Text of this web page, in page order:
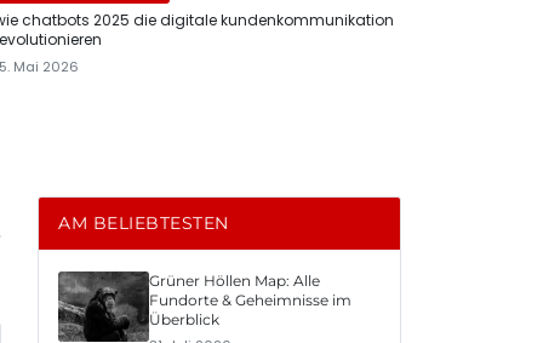
chatbots 2025 die digitale kundenkommunikation
Mai 2026
AM BELIEBTESTEN
Grüner Höllen Map: Alle
Fundorte & Geheimnisse im
Überblick